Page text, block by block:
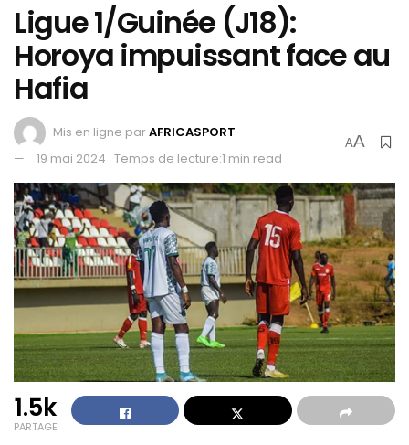
Ligue 1/Guinée (J18):
Horoya impuissant face au
Hafia
Mis en ligne parAFRICASPORT
19 mai 2024 Temps de lecture:1 min read
AA
1.5k
PARTAGE